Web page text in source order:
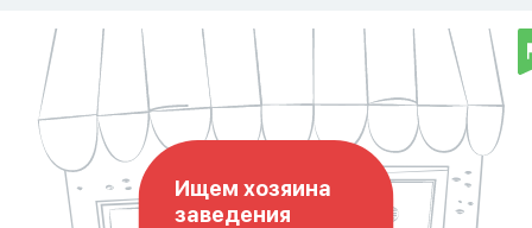
Ищем хозяина
заведения